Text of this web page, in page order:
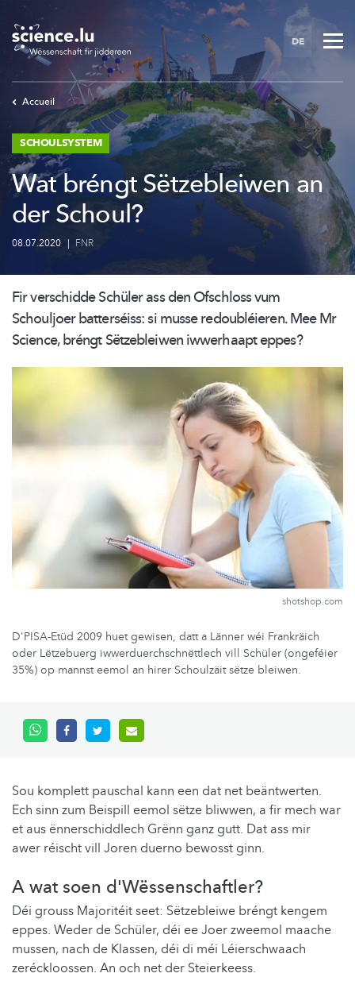
to
main
content
DE
Accueil
SCHOULSYSTEM
Wat bréngt Sëtzebleiwen an
der Schoul?
08.07.2020 | FNR
Fir verschidde Schüler ass den Ofschloss vum
Schouljoer batterséiss: si musseredoubléieren.Mee Mr
Science, bréngt Sëtzebleiwen iwwerhaapt eppes?
shotshop.com
D'PISA-Etüd 2009 huet gewisen, datt a Länner wéi Frankräich
oder Lëtzebuerg iwwerduerchschnëttlech vill Schüler (ongeféier
35%) op mannst eemol an hirer Schoulzäit sëtze bleiwen.
Sou komplett pauschal kann een dat net beäntwerten.
Ech sinn zum Beispill eemol sëtze bliwwen, a fir mech war
et aus ënnerschiddlech Grënn ganz gutt. Dat ass mir
awer réischt vill Joren duerno bewosst ginn.
A wat soen d'Wëssenschaftler?
Déi grouss Majoritéit seet: Sëtzebleiwe bréngt kengem
eppes. Weder de Schüler, déi ee Joer zweemol maache
mussen, nach de Klassen, déi di méi Léierschwaach
zeréckloossen. An och net der Steierkeess.